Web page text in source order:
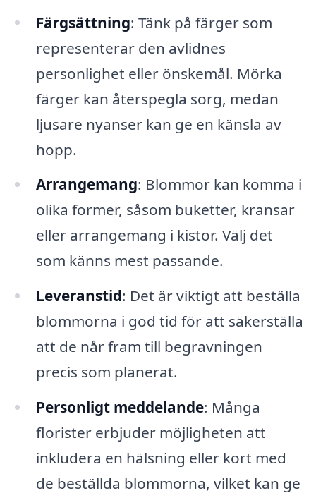
Färgsättning: Tänk på färger som
representerar den avlidnes
personlighet eller önskemål. Mörka
färger kan återspegla sorg, medan
ljusare nyanser kan ge en känsla av
hopp.
Arrangemang: Blommor kan komma i
olika former, såsom buketter, kransar
eller arrangemang i kistor. Välj det
som känns mest passande.
Leveranstid: Det är viktigt att beställa
blommorna i god tid för att säkerställa
att de når fram till begravningen
precis som planerat.
Personligt meddelande: Många
florister erbjuder möjligheten att
inkludera en hälsning eller kort med
de beställda blommorna, vilket kan ge